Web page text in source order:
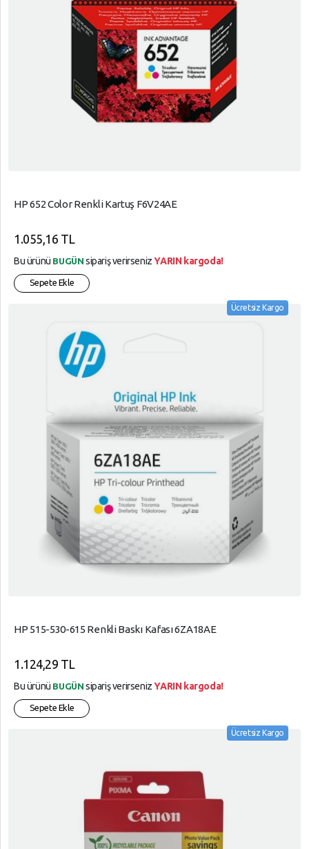
HP 652 Color Renkli Kartuş F6V24AE
1.055,16 TL
Bu ürünü BUGÜN sipariş verirsenizYARIN kargoda!
Sepete Ekle
Ücretsiz Kargo
HP 515-530-615 Renkli Baskı Kafası 6ZA18AE
1.124,29 TL
Bu ürünü BUGÜN sipariş verirsenizYARIN kargoda!
Sepete Ekle
Ücretsiz Kargo